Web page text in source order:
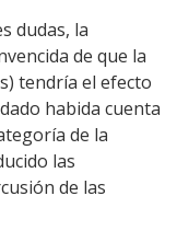
dudas, la
de que la
tendría el efecto
habida cuenta
de la
las
de las